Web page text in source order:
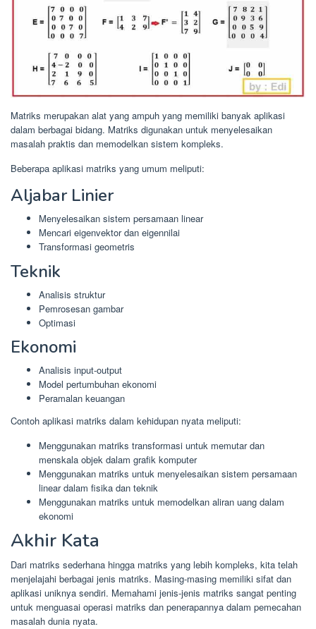
Matriks merupakan alat yang ampuh yang memiliki banyak aplikasi
dalam berbagai bidang. Matriks digunakan untuk menyelesaikan
masalah praktis dan memodelkan sistem kompleks.
Beberapa aplikasi matriks yang umum meliputi:
Aljabar Linier
Menyelesaikan sistem persamaan linear
Mencari eigenvektor dan eigennilai
Transformasi geometris
Teknik
Analisis struktur
Pemrosesan gambar
Optimasi
Ekonomi
Analisis input-output
Model pertumbuhan ekonomi
Peramalan keuangan
Contoh aplikasi matriks dalam kehidupan nyata meliputi:
Menggunakan matriks transformasi untuk memutar dan
menskala objek dalam grafik komputer
Menggunakan matriks untuk menyelesaikan sistem persamaan
linear dalam fisika dan teknik
Menggunakan matriks untuk memodelkan aliran uang dalam
ekonomi
Akhir Kata
Dari matriks sederhana hingga matriks yang lebih kompleks, kita telah
menjelajahi berbagai jenis matriks. Masing-masing memiliki sifat dan
aplikasi uniknya sendiri. Memahami jenis-jenis matriks sangat penting
untuk menguasai operasi matriks dan penerapannya dalam pemecahan
masalah dunia nyata.